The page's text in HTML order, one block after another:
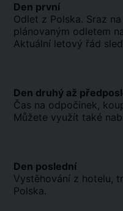
Den první
Odlet z Polska. Sraz
plánovaným odletem
Aktuální letový řád
Den druhý až
Čas na odpočinek,
Můžete využít také
Den poslední
Vystěhování z hotelu,
Polska.